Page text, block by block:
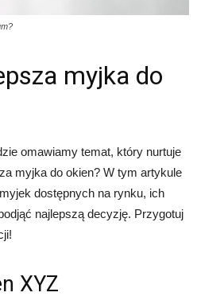
myjka do
omawiamy temat, który nurtuje
myjka do okien? W tym artykule
dostępnych na rynku, ich
najlepszą decyzję. Przygotuj
XYZ